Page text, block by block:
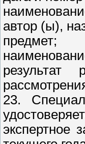
автор (ы),
предмет;
результат
23.
экспертное